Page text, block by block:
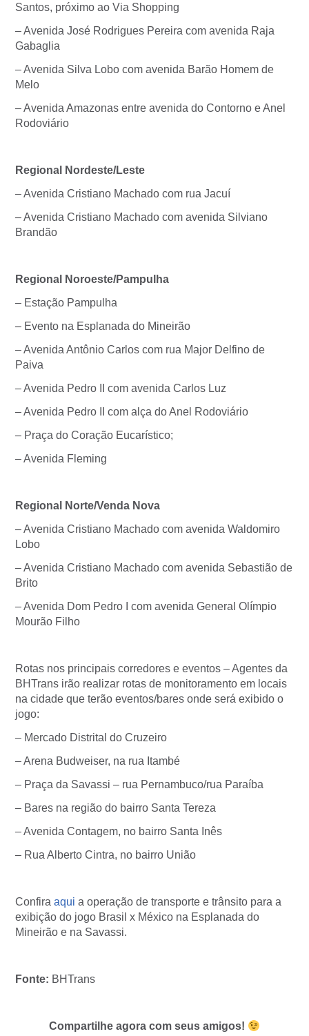
Santos, próximo ao Via Shopping
– Avenida José Rodrigues Pereira com avenida Raja
Gabaglia
– Avenida Silva Lobo com avenida Barão Homem de
Melo
– Avenida Amazonas entre avenida do Contorno e Anel
Rodoviário
Regional Nordeste/Leste
– Avenida Cristiano Machado com rua Jacuí
– Avenida Cristiano Machado com avenida Silviano
Brandão
Regional Noroeste/Pampulha
– Estação Pampulha
– Evento na Esplanada do Mineirão
– Avenida Antônio Carlos com rua Major Delfino de
Paiva
– Avenida Pedro II com avenida Carlos Luz
– Avenida Pedro II com alça do Anel Rodoviário
– Praça do Coração Eucarístico;
– Avenida Fleming
Regional Norte/Venda Nova
– Avenida Cristiano Machado com avenida Waldomiro
Lobo
– Avenida Cristiano Machado com avenida Sebastião de
Brito
– Avenida Dom Pedro I com avenida General Olímpio
Mourão Filho
Rotas nos principais corredores e eventos – Agentes da
BHTrans irão realizar rotas de monitoramento em locais
na cidade que terão eventos/bares onde será exibido o
jogo:
– Mercado Distrital do Cruzeiro
– Arena Budweiser, na rua Itambé
– Praça da Savassi – rua Pernambuco/rua Paraíba
– Bares na região do bairro Santa Tereza
– Avenida Contagem, no bairro Santa Inês
– Rua Alberto Cintra, no bairro União
Confira aqui a operação de transporte e trânsito para a
exibição do jogo Brasil x México na Esplanada do
Mineirão e na Savassi.
Fonte: BHTrans
Compartilhe agora com seus amigos!